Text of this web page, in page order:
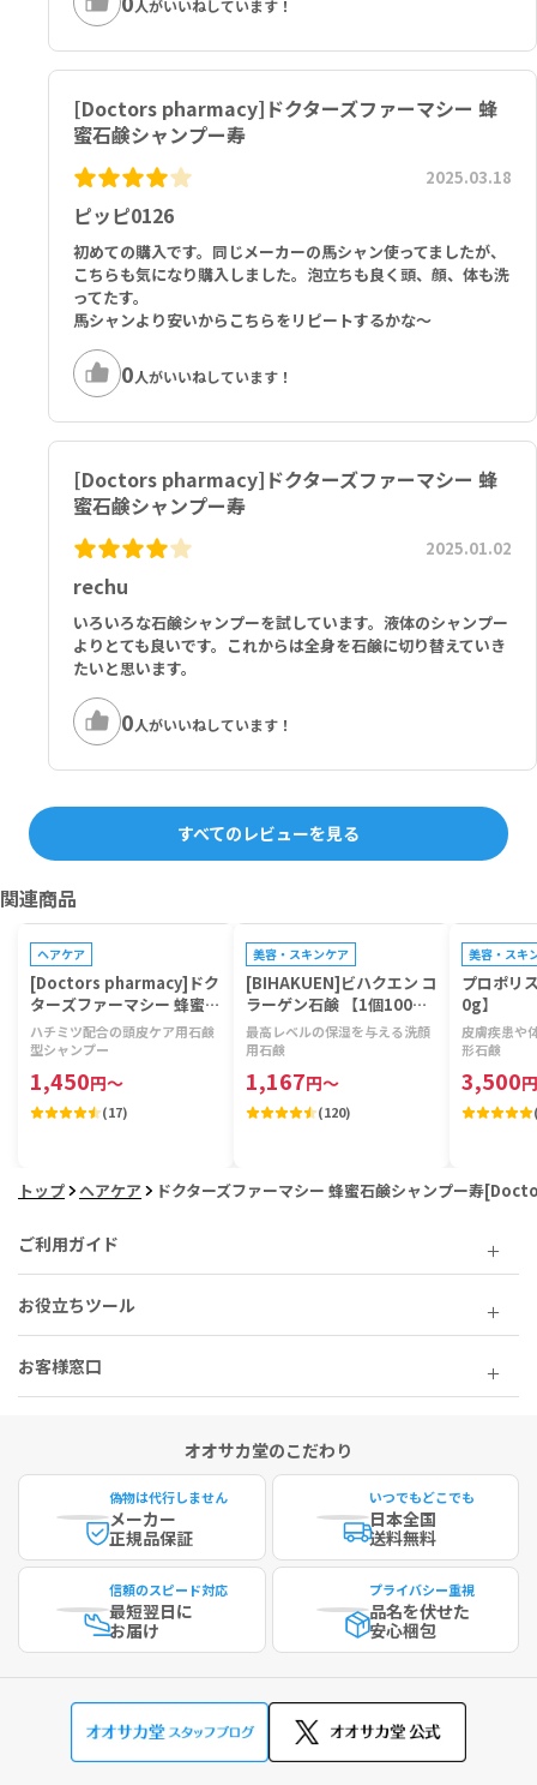
人がいいねしています！
[Doctors pharmacy]ドクターズファーマシー 蜂
蜜石鹸シャンプー寿
ピッピ0126
2025.03.18
初めての購入です。同じメーカーの馬シャン使ってましたが、
こちらも気になり購入しました。泡立ちも良く頭、顔、体も洗
ってたす。
馬シャンより安いからこちらをリピートするかな～
0人がいいねしています！
[Doctors pharmacy]ドクターズファーマシー 蜂
蜜石鹸シャンプー寿
rechu
2025.01.02
いろいろな石鹸シャンプーを試しています。液体のシャンプー
よりとても良いです。これからは全身を石鹸に切り替えていき
たいと思います。
0人がいいねしています！
すべてのレビューを見る
関連商品
ヘアケア
[Doctors pharmacy]ドク
ターズファーマシー 蜂蜜石
鹸シャンプー寿 【1個100
g】
ハチミツ配合の頭皮ケア用石鹸
型シャンプー
1,450円～
(17)
美容・スキンケア
[BIHAKUEN]ビハクエン コ
ラーゲン石鹸 【1個100
g】
最高レベルの保湿を与える洗顔
用石鹸
1,167円～
(120)
美容・スキ
プロポリ
0g】
皮膚疾患や
形石鹸
3,500円
トップ ヘアケア ドクターズファーマシー 蜂蜜石鹸シャンプー寿
ご利用ガイド
お役立ちツール
お客様窓口
オオサカ堂のこだわり
偽物は代行しません
メーカー
正規品保証
いつでもどこでも
日本全国
送料無料
信頼のスピード対応
最短翌日に
お届け
プライバシー重視
品名を伏せた
安心梱包